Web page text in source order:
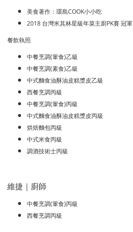
美食著作：環島COOK小小吃
2018 台灣米其林星級年菜主廚PK賽 冠軍
餐飲執照
中餐烹調(葷食)乙級
中餐烹調(素食)乙級
中式麵食油酥油皮糕漿皮乙級
西餐烹調丙級
中餐烹調(葷食)丙級
中式麵食油酥油皮糕漿皮丙級
烘焙麵包丙級
中式米食丙級
調酒技術士丙級
維捷｜廚師
中餐烹調(葷食)丙級
西餐烹調丙級